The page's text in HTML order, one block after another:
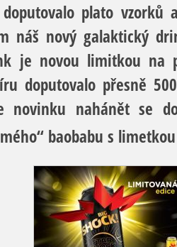
plato vzorků
náš nový galaktický
je novou limitkou na
doputovalo přesně
novinku nahánět se
baobabu s